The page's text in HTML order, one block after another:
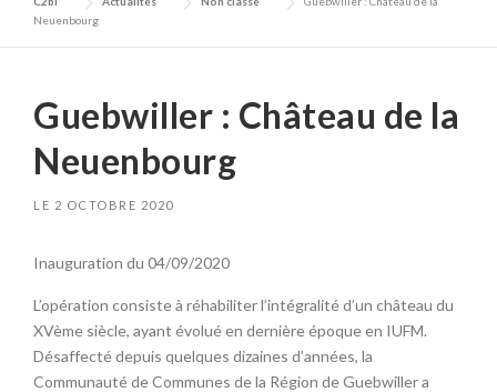
Neuenbourg
Guebwiller : Château de la
Neuenbourg
LE 2 OCTOBRE 2020
Inauguration du 04/09/2020
L’opération consiste à réhabiliter l’intégralité d’un château du
XVème siècle, ayant évolué en dernière époque en IUFM.
Désaffecté depuis quelques dizaines d’années, la
Communauté de Communes de la Région de Guebwiller a